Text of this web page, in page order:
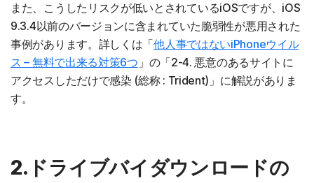
また、こうしたリスクが低いとされているiOSですが、iOS
9.3.4以前のバージョンに含まれていた脆弱性が悪用された
事例があります。詳しくは「他人事ではないiPhoneウイル
ス – 無料で出来る対策6つ 」の「2-4. 悪意のあるサイトに
アクセスしただけで感染 (総称 : Trident)」に解説がありま
す。
2.ドライブバイダウンロードの